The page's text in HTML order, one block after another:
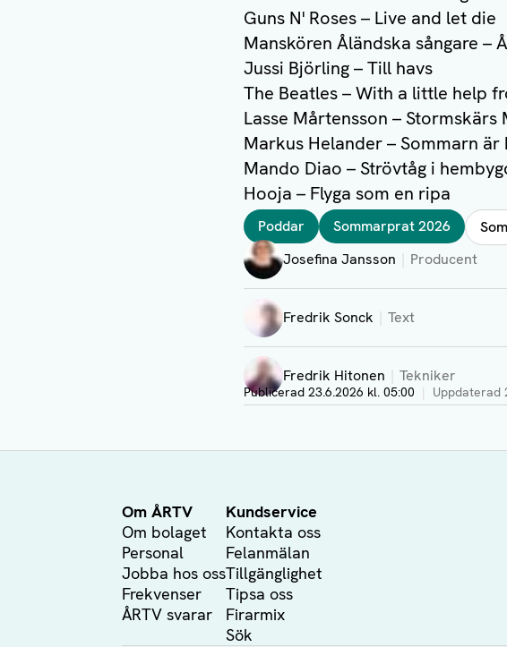
Guns N' Roses – Live and let die
Manskören Åländska sångare –
Jussi Björling – Till havs
The Beatles – With a little help
Lasse Mårtensson – Stormskärs
Markus Helander – Sommarn är
Mando Diao – Strövtåg i
Hooja – Flyga som en ripa
Taggar
Poddar Sommarprat 2026
Författare
Josefina Jansson
Producent
Visa profil
Fredrik Sonck Text
Visa profil
Fredrik Hitonen Tekniker
Visa profil
Publicerad 23.6.2026 kl. 05:00 Uppdaterad
Om ÅRTV
Om bolaget
Personal
Jobba hos oss
Frekvenser
ÅRTV svarar
Kundservice
Kontakta oss
Felanmälan
Tillgänglighet
Tipsa oss
Firarmix
Sök